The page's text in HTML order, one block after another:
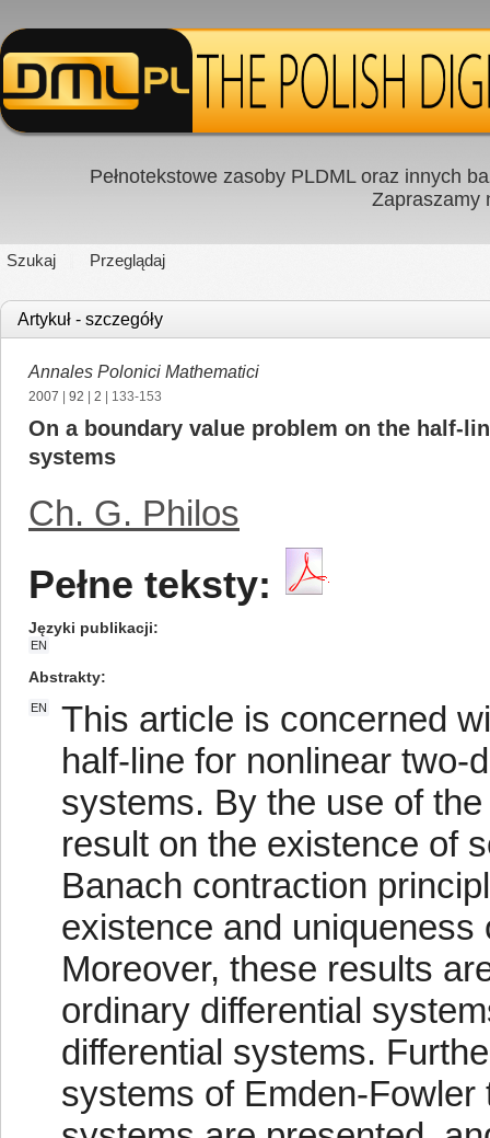
Pełnotekstowe zasoby PLDML oraz innych
Zapraszamy
Szukaj Przeglądaj
Artykuł - szczegóły
Annales Polonici Mathematici
2007 92 2 | 133-153
On a boundary value problem on the half-
systems
Ch. G. Philos
Pełne teksty:
Języki publikacji
EN
Abstrakty
EN
This article is concerned
half-line for nonlinear two-
systems. By the use of
result on the existence of
Banach contraction
existence and
Moreover, these results
ordinary differential
differential systems.
systems of Emden-